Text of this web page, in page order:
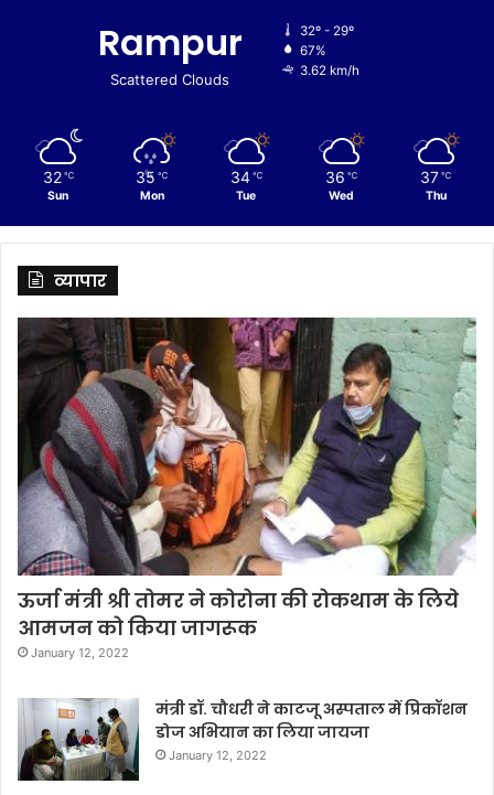
Rampur
Scattered Clouds
32º - 29º
67%
3.62 km/h
32 ℃
Sun
35 ℃
Mon
34 ℃
Tue
36 ℃
Wed
37 ℃
Thu
व्यापार
ऊर्जा मंत्री श्री तोमर ने कोरोना की रोकथाम के लिये
आमजन को किया जागरूक
January 12, 2022
मंत्री डॉ. चौधरी ने काटजू अस्पताल में प्रिकॉशन
डोज अभियान का लिया जायजा
January 12, 2022